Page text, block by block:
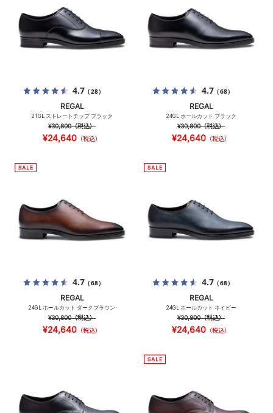
4.7（28）
REGAL
21GL ストレートチップ ブラック
¥30,800（税込）
¥24,640 （税込）
4.7（68）
REGAL
24GL ホールカット ブラック
¥30,800（税込）
¥24,640 （税込）
4.7（68）
REGAL
24GL ホールカット ダークブラウン
¥30,800（税込）
¥24,640 （税込）
4.7（68）
REGAL
24GL ホールカット ネイビー
¥30,800（税込）
¥24,640 （税込）